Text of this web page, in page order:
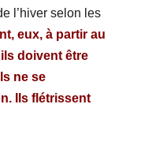
l’hiver selon les
eux, à partir au
doivent être
ne se
Ils flétrissent